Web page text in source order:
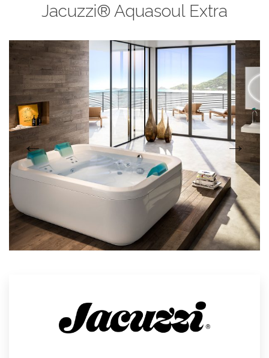
Jacuzzi® Aquasoul Extra